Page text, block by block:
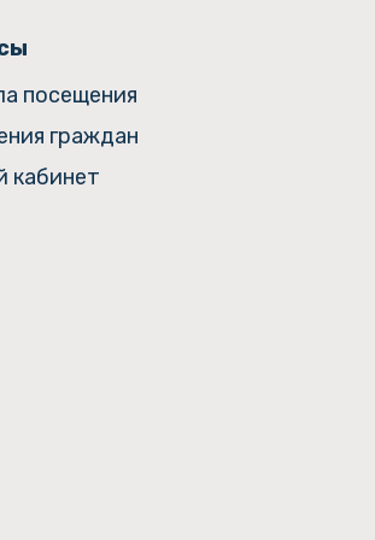
посещения
граждан
кабинет